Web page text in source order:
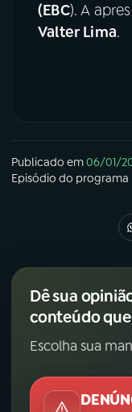
(EBC). A
Valter Lima.
Publicado em06/01/
Episódio do programa
Dê sua
conteúdo
Escolha sua